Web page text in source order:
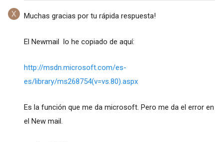
Muchas gracias por tu rápida respuesta!
El Newmail lo he copiado de aquí:
http://msdn.microsoft.com/es-
es/library/ms268754(v=vs.80).aspx
Es la función que me da microsoft. Pero me da el error en
el New mail.